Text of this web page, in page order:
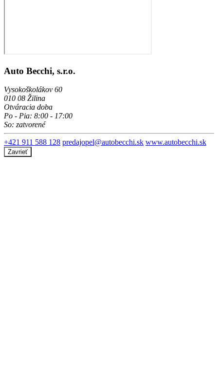
Auto Becchi, s.r.o.
Vysokoškolákov 60
010 08 Žilina
Otváracia doba
Po - Pia: 8:00 - 17:00
So: zatvorené
+421 911 588 128 predajopel@autobecchi.sk www.autobecchi.sk
Zavrieť